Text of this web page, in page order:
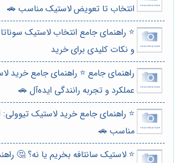
انتخاب تا تعویض لاستیک مناسب 🚗
⭐️ راهنمای جامع انتخاب لاستیک
و نکات کلیدی برای خرید
راهنمای جامع ⭐️ راهنمای جامع خرید
عملکرد و تجربه رانندگی ایده‌آل 🚗
⭐️ راهنمای جامع خرید لاستیک تیوولی:
مناسب 🚗
⭐️ لاستیک سانتافه بخریم یا نه؟ 🤔